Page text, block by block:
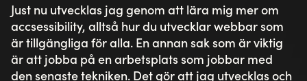
Just nu utvecklas jag genom att lära mig mer om
accsessibility, alltså hur du utvecklar webbar som
är tillgängliga för alla. En annan sak som är viktig
är att jobba på en arbetsplats som jobbar med
den senaste tekniken. Det gör att jag utvecklas och